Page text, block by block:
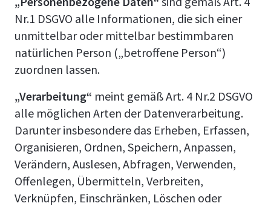
Nr.1 DSGVO alle Informationen, die sich einer
unmittelbar oder mittelbar bestimmbaren
natürlichen Person („betroffene Person“)
zuordnen lassen.
„Verarbeitung“ meint gemäß Art. 4 Nr.2 DSGVO
alle möglichen Arten der Datenverarbeitung.
Darunter insbesondere das Erheben, Erfassen,
Organisieren, Ordnen, Speichern, Anpassen,
Verändern, Auslesen, Abfragen, Verwenden,
Offenlegen, Übermitteln, Verbreiten,
Verknüpfen, Einschränken, Löschen oder